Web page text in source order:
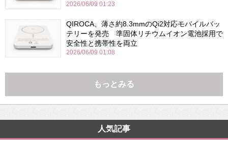
2026/06/09 01:23
QIROCA、薄さ約8.3mmのQi2対応モバイルバッ
テリーを発売 準固体リチウムイオン電池採用で
安全性と携帯性を両立
2026/06/09 01:08
もっとみる
人気記事